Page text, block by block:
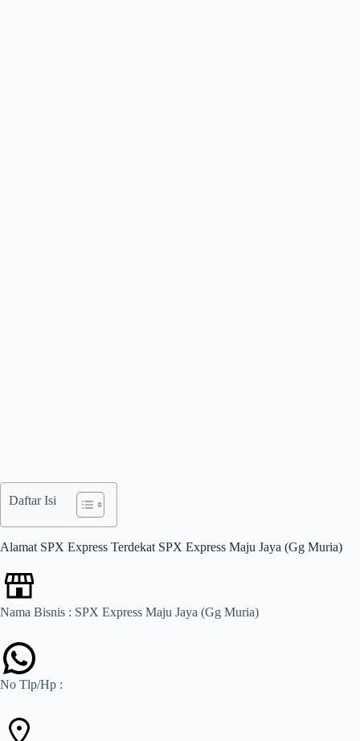
Daftar Isi
Alamat SPX Express Terdekat SPX Express Maju Jaya (Gg Muria)
Nama Bisnis : SPX Express Maju Jaya (Gg Muria)
No Tlp/Hp :